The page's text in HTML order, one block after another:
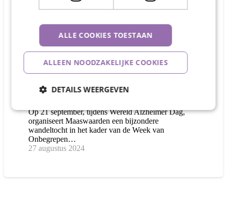
Maaswaarden organiseert wandeltocht
bewustwording
Op 21 september, tijdens Wereld Alzheimer Dag,
organiseert Maaswaarden een bijzondere
wandeltocht in het kader van de Week van
Onbegrepen…
27 augustus 2024
ALLE COOKIES TOESTAAN
ALLEEN NOODZAKELIJKE COOKIES
DETAILS WEERGEVEN